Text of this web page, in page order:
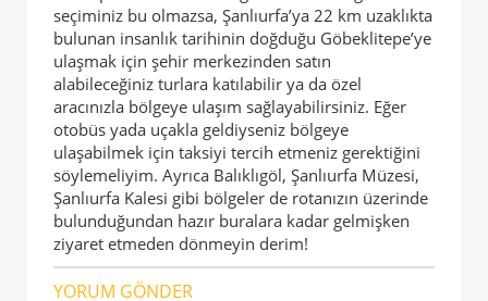
seçiminiz bu olmazsa, Şanlıurfa’ya 22 km uzaklıkta
bulunan insanlık tarihinin doğduğu Göbeklitepe’ye
ulaşmak için şehir merkezinden satın
alabileceğiniz turlara katılabilir ya da özel
aracınızla bölgeye ulaşım sağlayabilirsiniz. Eğer
otobüs yada uçakla geldiyseniz bölgeye
ulaşabilmek için taksiyi tercih etmeniz gerektiğini
söylemeliyim. Ayrıca Balıklıgöl, Şanlıurfa Müzesi,
Şanlıurfa Kalesi gibi bölgeler de rotanızın üzerinde
bulunduğundan hazır buralara kadar gelmişken
ziyaret etmeden dönmeyin derim!
YORUM GÖNDER